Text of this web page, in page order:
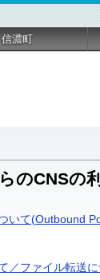
のCNSの
いて(Outbound
／ファイル転送
信濃町